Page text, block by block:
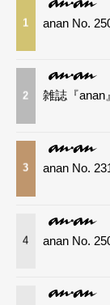
1 anan No.
2 雑誌『anan
3 anan No.
4 anan No.